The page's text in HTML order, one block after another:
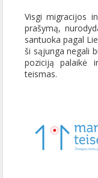
Visgi migracijos
prašymą,
santuoka pagal
ši sąjunga negali
poziciją palaikė
teismas.